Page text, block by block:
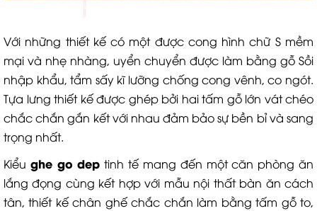
Với những thiết kế có một được cong hình chữ S mềm
mại và nhẹ nhàng, uyển chuyển được làm bằng gỗ Sồi
nhập khẩu, tẩm sấy kĩ lưỡng chống cong vênh, co ngót.
Tựa lưng thiết kế được ghép bởi hai tấm gỗ lớn vát chéo
chắc chắn gắn kết với nhau đảm bảo sự bền bỉ và sang
trọng nhất.
Kiểu ghe go dep tinh tế mang đến một căn phòng ăn
lắng đọng cùng kết hợp với mẫu nội thất bàn ăn cách
tân, thiết kế chân ghế chắc chắn làm bằng tấm gỗ to,